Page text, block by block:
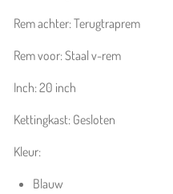
Rem achter:Terugtraprem
Rem voor:Staal v-rem
Inch:20 inch
Kettingkast: Gesloten
Kleur:
Blauw